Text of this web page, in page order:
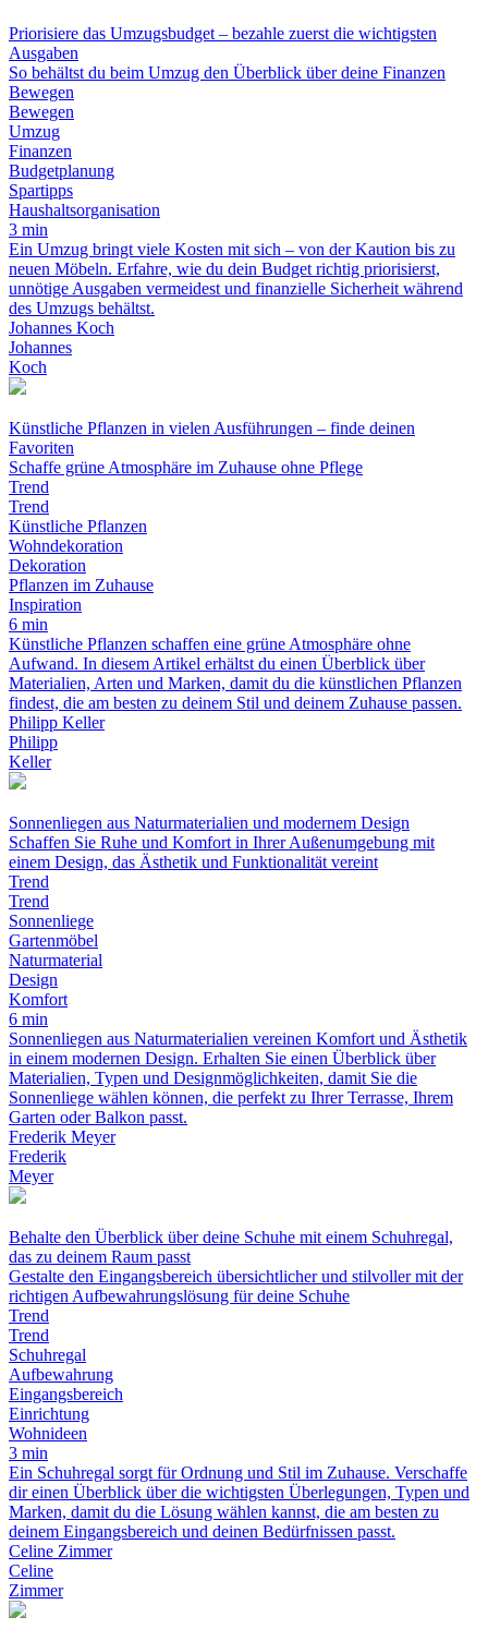
Priorisiere das Umzugsbudget – bezahle zuerst die wichtigsten
Ausgaben
So behältst du beim Umzug den Überblick über deine Finanzen
Bewegen
Bewegen
Umzug
Finanzen
Budgetplanung
Spartipps
Haushaltsorganisation
3 min
Ein Umzug bringt viele Kosten mit sich – von der Kaution bis zu
neuen Möbeln. Erfahre, wie du dein Budget richtig priorisierst,
unnötige Ausgaben vermeidest und finanzielle Sicherheit während
des Umzugs behältst.
Johannes Koch
Johannes
Koch
Künstliche Pflanzen in vielen Ausführungen – finde deinen
Favoriten
Schaffe grüne Atmosphäre im Zuhause ohne Pflege
Trend
Trend
Künstliche Pflanzen
Wohndekoration
Dekoration
Pflanzen im Zuhause
Inspiration
6 min
Künstliche Pflanzen schaffen eine grüne Atmosphäre ohne
Aufwand. In diesem Artikel erhältst du einen Überblick über
Materialien, Arten und Marken, damit du die künstlichen Pflanzen
findest, die am besten zu deinem Stil und deinem Zuhause passen.
Philipp Keller
Philipp
Keller
Sonnenliegen aus Naturmaterialien und modernem Design
Schaffen Sie Ruhe und Komfort in Ihrer Außenumgebung mit
einem Design, das Ästhetik und Funktionalität vereint
Trend
Trend
Sonnenliege
Gartenmöbel
Naturmaterial
Design
Komfort
6 min
Sonnenliegen aus Naturmaterialien vereinen Komfort und Ästhetik
in einem modernen Design. Erhalten Sie einen Überblick über
Materialien, Typen und Designmöglichkeiten, damit Sie die
Sonnenliege wählen können, die perfekt zu Ihrer Terrasse, Ihrem
Garten oder Balkon passt.
Frederik Meyer
Frederik
Meyer
Behalte den Überblick über deine Schuhe mit einem Schuhregal,
das zu deinem Raum passt
Gestalte den Eingangsbereich übersichtlicher und stilvoller mit der
richtigen Aufbewahrungslösung für deine Schuhe
Trend
Trend
Schuhregal
Aufbewahrung
Eingangsbereich
Einrichtung
Wohnideen
3 min
Ein Schuhregal sorgt für Ordnung und Stil im Zuhause. Verschaffe
dir einen Überblick über die wichtigsten Überlegungen, Typen und
Marken, damit du die Lösung wählen kannst, die am besten zu
deinem Eingangsbereich und deinen Bedürfnissen passt.
Celine Zimmer
Celine
Zimmer